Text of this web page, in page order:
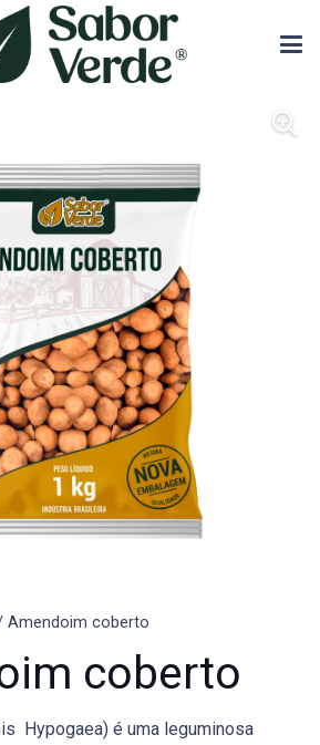
Amendoim coberto
coberto
Hypogaea) é uma leguminosa